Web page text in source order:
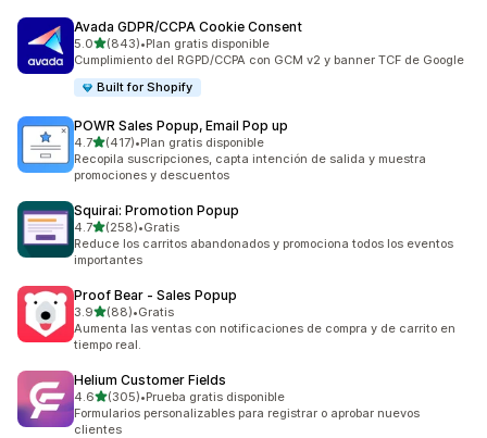
Avada GDPR/CCPA Cookie Consent
5.0de 5 estrellas
(843)
843 reseñas en total
•Plan gratis disponible
Cumplimiento del RGPD/CCPA con GCM v2 y banner TCF de Google
Built for Shopify
POWR Sales Popup, Email Pop up
4.7de 5 estrellas
(417)
417 reseñas en total
•Plan gratis disponible
Recopila suscripciones, capta intención de salida y muestra
promociones y descuentos
Squirai: Promotion Popup
4.7de 5 estrellas
(258)
258 reseñas en total
•Gratis
Reduce los carritos abandonados y promociona todos los eventos
importantes
Proof Bear ‑ Sales Popup
3.9de 5 estrellas
(88)
88 reseñas en total
•Gratis
Aumenta las ventas con notificaciones de compra y de carrito en
tiempo real.
Helium Customer Fields
4.6de 5 estrellas
(305)
305 reseñas en total
•Prueba gratis disponible
Formularios personalizables para registrar o aprobar nuevos
clientes